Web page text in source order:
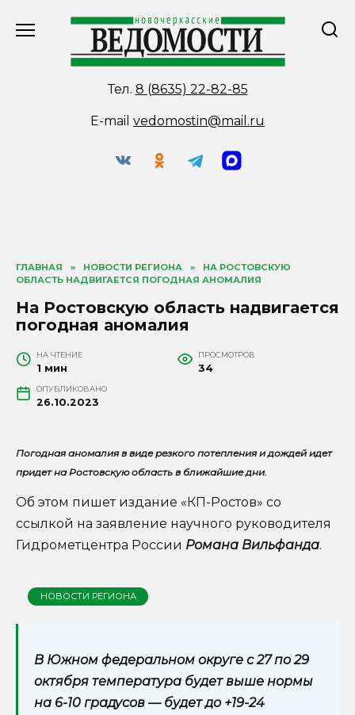
Тел. 8 (8635) 22-82-85
E-mail vedomostin@mail.ru
ГЛАВНАЯ » НОВОСТИ РЕГИОНА »
НА РОСТОВСКУЮ
ОБЛАСТЬ НАДВИГАЕТСЯ ПОГОДНАЯ АНОМАЛИЯ
На Ростовскую область надвигается
погодная аномалия
НА ЧТЕНИЕ
1 мин
ПРОСМОТРОВ
34
ОПУБЛИКОВАНО
26.10.2023
Погодная аномалия в виде резкого потепления и дождей идет
придет на Ростовскую область в ближайшие дни.
Об этом пишет издание «КП-Ростов» со
ссылкой на заявление научного руководителя
Гидрометцентра России Романа Вильфанда.
НОВОСТИ РЕГИОНА
В Южном федеральном округе с 27 по 29
октября температура будет выше нормы
на 6-10 градусов — будет до +19-24